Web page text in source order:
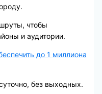
чтобы
и аудитории.
до 1 миллиона
без выходных.